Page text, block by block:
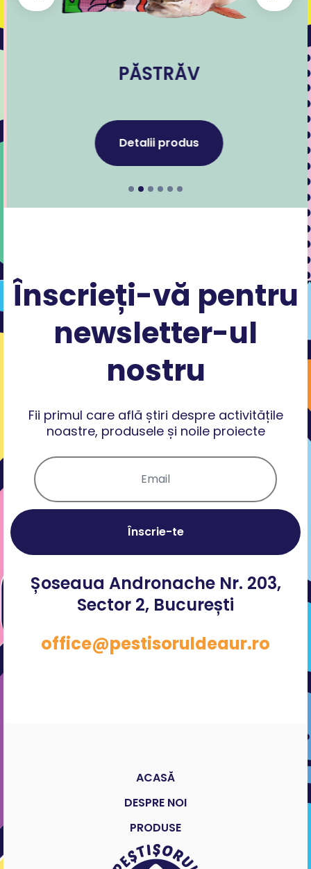
PĂSTRĂV
Detalii produs
Înscrieți-vă pentru
newsletter-ul
nostru
Fii primul care află știri despre activitățile
noastre, produsele și noile proiecte
Înscrie-te
Șoseaua Andronache Nr. 203,
Sector 2, București
office@pestisoruldeaur.ro
ACASĂ
DESPRE NOI
PRODUSE